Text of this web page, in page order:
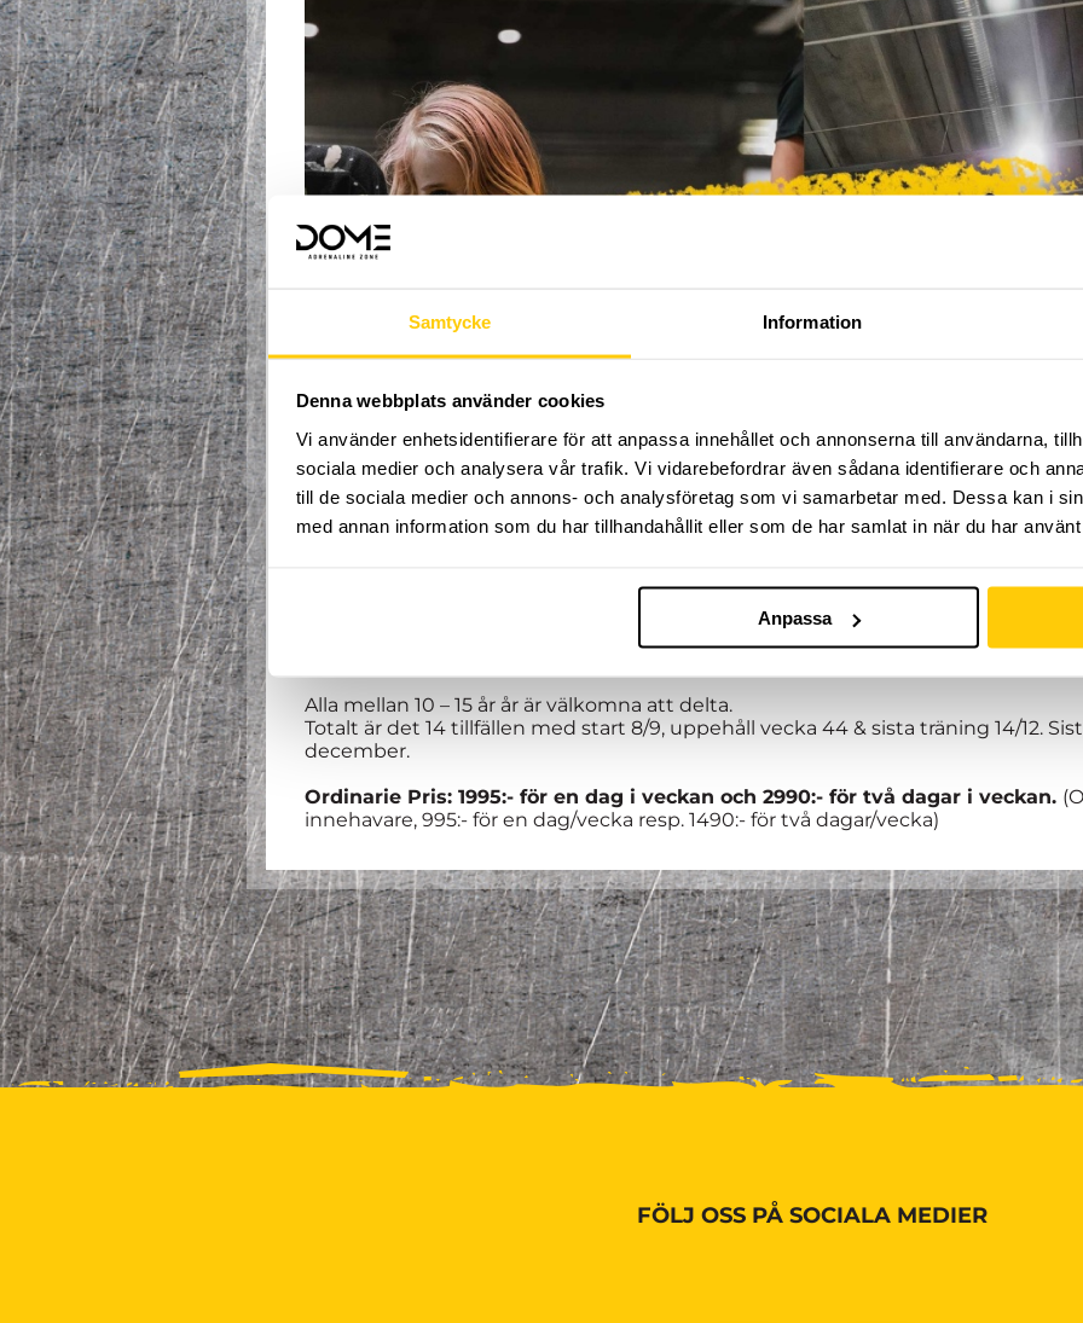
Samtycke Information
Denna webbplats använder cookies
Vi använder enhetsidentifierare för att anpassa innehållet och annonserna till användarna,
sociala medier och analysera vår trafik. Vi vidarebefordrar även sådana identifierare och
till de sociala medier och annons- och analysföretag som vi samarbetar med. Dessa kan i
med annan information som du har tillhandahållit eller som de har samlat in när du har
Anpassa
Välkommen till en ny termin med organiserad träning, fylld av adrenalin och
får prova på alla sporter i en arena helt utan gränser!
Våra coacher tar hand om dig och ser till att du ständigt utvecklas i den riktning
Alla mellan 10 – 15 år år är välkomna att delta.
Totalt är det 14 tillfällen med start 8/9, uppehåll vecka 44 & sista träning 14/12.
december.
Ordinarie Pris: 1995:- för en dag i veckan och 2990:- för två dagar i veckan.
innehavare, 995:- för en dag/vecka resp. 1490:- för två dagar/vecka)
FÖLJ OSS PÅ SOCIALA MEDIER